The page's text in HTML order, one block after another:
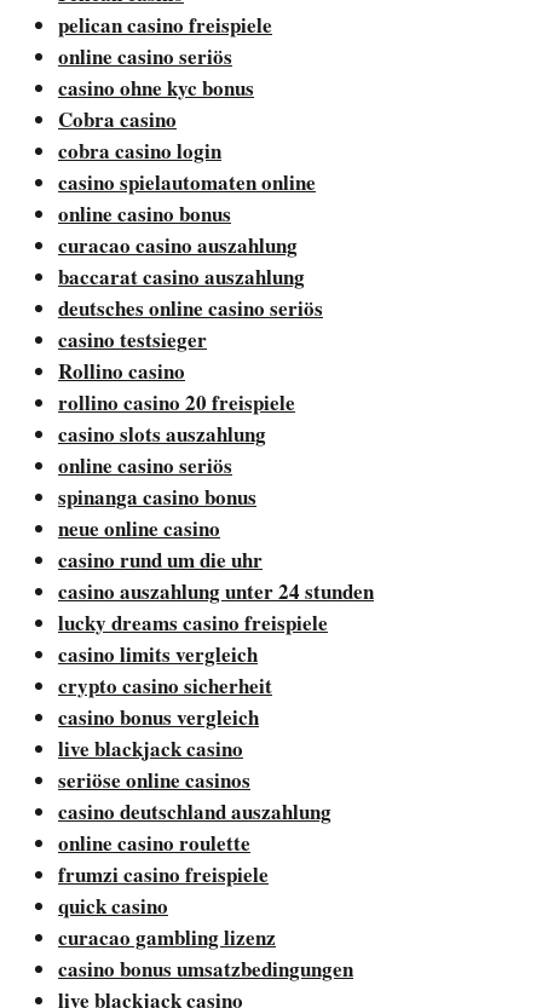
pelican casino freispiele
online casino seriös
casino ohne kyc bonus
Cobra casino
cobra casino login
casino spielautomaten online
online casino bonus
curacao casino auszahlung
baccarat casino auszahlung
deutsches online casino seriös
casino testsieger
Rollino casino
rollino casino 20 freispiele
casino slots auszahlung
online casino seriös
spinanga casino bonus
neue online casino
casino rund um die uhr
casino auszahlung unter 24 stunden
lucky dreams casino freispiele
casino limits vergleich
crypto casino sicherheit
casino bonus vergleich
live blackjack casino
seriöse online casinos
casino deutschland auszahlung
online casino roulette
frumzi casino freispiele
quick casino
curacao gambling lizenz
casino bonus umsatzbedingungen
live blackjack casino